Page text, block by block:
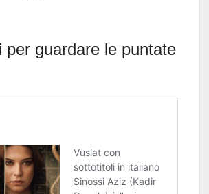
per guardare le puntate